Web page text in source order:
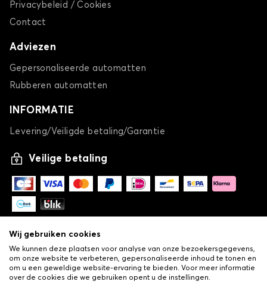
Privacybeleid / Cookies
Contact
Adviezen
Gepersonaliseerde automatten
Rubberen automatten
INFORMATIE
Levering/Veiligde betaling/Garantie
Veilige betaling
Wij gebruiken cookies
We kunnen deze plaatsen voor analyse van onze bezoekersgegevens,
om onze website te verbeteren, gepersonaliseerde inhoud te tonen en
om u een geweldige website-ervaring te bieden. Voor meer informatie
over de cookies die we gebruiken opent u de instellingen.